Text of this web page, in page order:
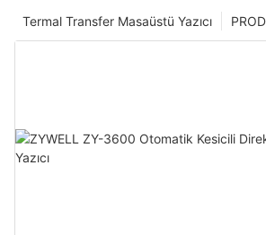
Termal Transfer Masaüstü Yazıcı